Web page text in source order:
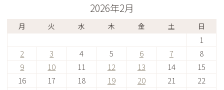
2026年2月
月 火 水 木 金 土 日
1
2
3 4 5 6 7
8
9
10 11 12 13 14
15
16
17 18 19 20 21
22